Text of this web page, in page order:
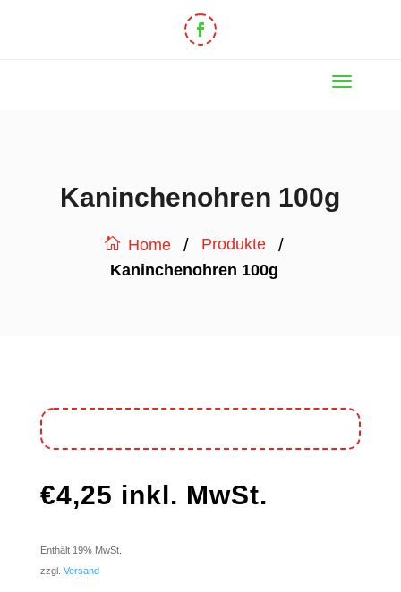
Kaninchenohren 100g
Home / Produkte /
Kaninchenohren 100g
€4,25 inkl. MwSt.
Enthält 19% MwSt.
zzgl. Versand